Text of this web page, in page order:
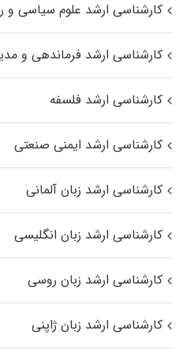
کارشناسی ارشد علوم سیاسی و
کارشناسی ارشد فرماندهی و
کارشناسی ارشد فلسفه
کارشناسی ارشد ایمنی صنعتی
کارشناسی ارشد زبان آلمانی
کارشناسی ارشد زبان انگلیسی
کارشناسی ارشد زبان روسی
کارشناسی ارشد زبان ژاپنی